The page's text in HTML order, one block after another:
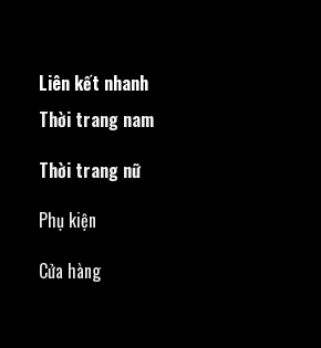
Liên kết nhanh
Thời trang nam
Thời trang nữ
Phụ kiện
Cửa hàng